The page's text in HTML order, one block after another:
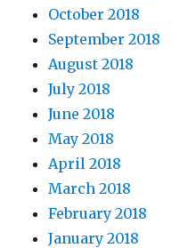
October 2018
September 2018
August 2018
July 2018
June 2018
May 2018
April 2018
March 2018
February 2018
January 2018